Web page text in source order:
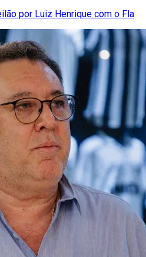
por Luiz Henrique com o Fla